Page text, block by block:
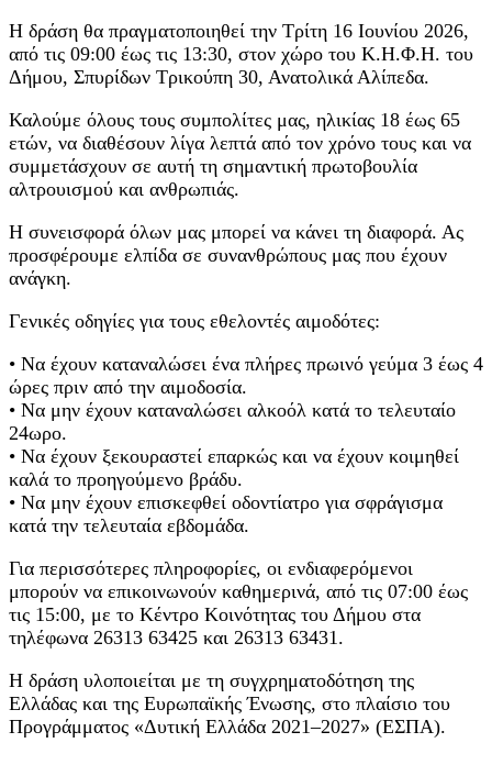
Η δράση θα πραγματοποιηθεί την Τρίτη 16 Ιουνίου 2026,
από τις 09:00 έως τις 13:30, στον χώρο του Κ.Η.Φ.Η. του
Δήμου, Σπυρίδων Τρικούπη 30, Ανατολικά Αλίπεδα.
Καλούμε όλους τους συμπολίτες μας, ηλικίας 18 έως 65
ετών, να διαθέσουν λίγα λεπτά από τον χρόνο τους και να
συμμετάσχουν σε αυτή τη σημαντική πρωτοβουλία
αλτρουισμού και ανθρωπιάς.
Η συνεισφορά όλων μας μπορεί να κάνει τη διαφορά. Ας
προσφέρουμε ελπίδα σε συνανθρώπους μας που έχουν
ανάγκη.
Γενικές οδηγίες για τους εθελοντές αιμοδότες:
• Να έχουν καταναλώσει ένα πλήρες πρωινό γεύμα 3 έως 4
ώρες πριν από την αιμοδοσία.
• Να μην έχουν καταναλώσει αλκοόλ κατά το τελευταίο
24ωρο.
• Να έχουν ξεκουραστεί επαρκώς και να έχουν κοιμηθεί
καλά το προηγούμενο βράδυ.
• Να μην έχουν επισκεφθεί οδοντίατρο για σφράγισμα
κατά την τελευταία εβδομάδα.
Για περισσότερες πληροφορίες, οι ενδιαφερόμενοι
μπορούν να επικοινωνούν καθημερινά, από τις 07:00 έως
τις 15:00, με το Κέντρο Κοινότητας του Δήμου στα
τηλέφωνα 26313 63425 και 26313 63431.
Η δράση υλοποιείται με τη συγχρηματοδότηση της
Ελλάδας και της Ευρωπαϊκής Ένωσης, στο πλαίσιο του
Προγράμματος «Δυτική Ελλάδα 2021–2027» (ΕΣΠΑ).